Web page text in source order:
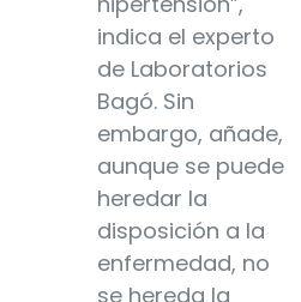
indica el experto
de Laboratorios
Bagó. Sin
embargo, añade,
aunque se puede
heredar la
disposición a la
enfermedad, no
se hereda la